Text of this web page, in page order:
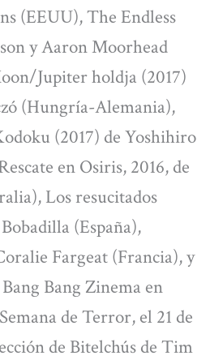
(EEUU), The Endless
y Aaron Moorhead
Jupiter holdja (2017)
(Hungría-Alemania),
(2017) de Yoshihiro
en Osiris, 2016, de
Los resucitados
(España),
Fargeat (Francia), y
Bang Zinema en
de Terror, el 21 de
de Bitelchús de Tim